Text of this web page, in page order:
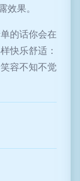
效果。
的话你会在
快乐舒适：
容不知不觉